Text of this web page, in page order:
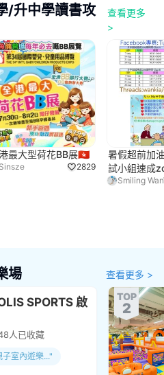
/升中學讀書攻
查看更多
>
最大型荷花BB展🇭🇰
Sinsze 2829
暑假超前加
試小組速成
Smiling
場 查看更多 >
SPORTS 啟
人已收藏
子室內遊樂..."
TOP
2